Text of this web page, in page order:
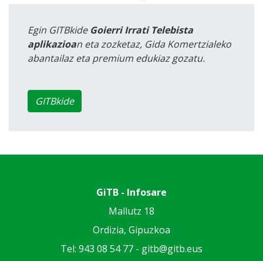
Egin GITBkide Goierri Irrati Telebista
aplikazioan eta zozketaz, Gida Komertzialeko
abantailaz eta premium edukiaz gozatu.
GITBkide
GiTB - Infosare
Mallutz 18
Ordizia, Gipuzkoa
Tel: 943 08 54 77 - gitb@gitb.eus